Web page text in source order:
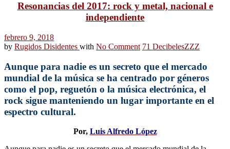
Resonancias del 2017: rock y metal, nacional e
independiente
febrero 9, 2018
by Rugidos Disidentes with No Comment 71 DecibelesZZZ
Aunque para nadie es un secreto que el mercado
mundial de la música se ha centrado por géneros
como el pop, reguetón o la música electrónica, el
rock sigue manteniendo un lugar importante en el
espectro cultural.
Por, Luis Alfredo López